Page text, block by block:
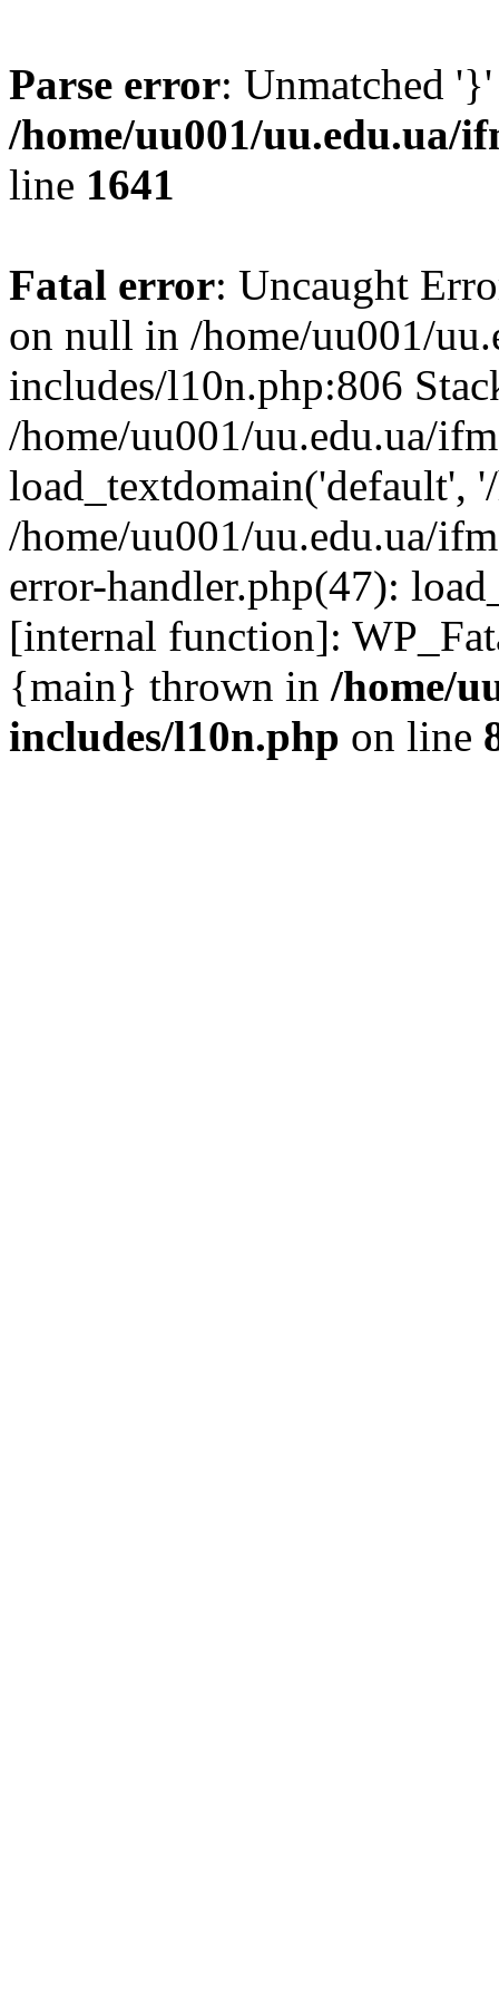
Parse error: Unmatched
/home/uu001/uu.edu.ua/
line 1641
Fatal error: Uncaught
on null in /home/uu001/
includes/l10n.php:806
/home/uu001/uu.edu.ua/
load_textdomain('default',
/home/uu001/uu.edu.ua/
error-handler.php(47):
[internal function]:
{main} thrown in /home/
includes/l10n.php on line